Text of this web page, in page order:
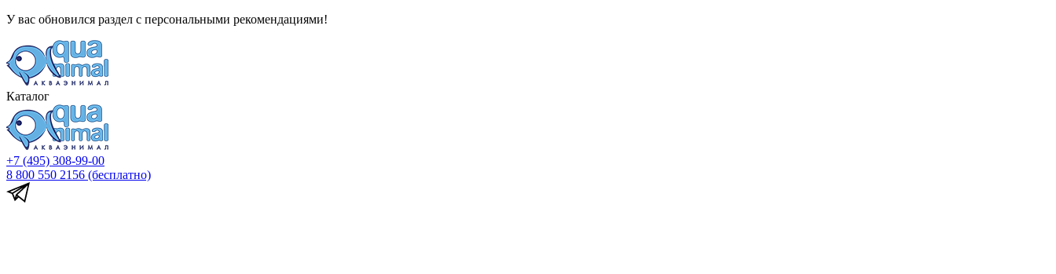
У вас обновился раздел с персональными рекомендациями!
Каталог
+7 (495) 308-99-00
8 800 550 2156 (бесплатно)